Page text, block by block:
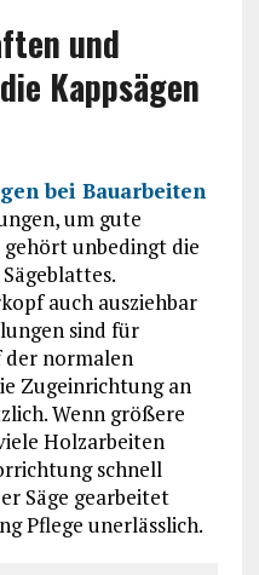
und
Kappsägen
bei Bauarbeiten
um gute
unbedingt die
auch ausziehbar
sind für
der normalen
Zugeinrichtung an
Wenn größere
Holzarbeiten
schnell
Säge gearbeitet
Pflege unerlässlich.